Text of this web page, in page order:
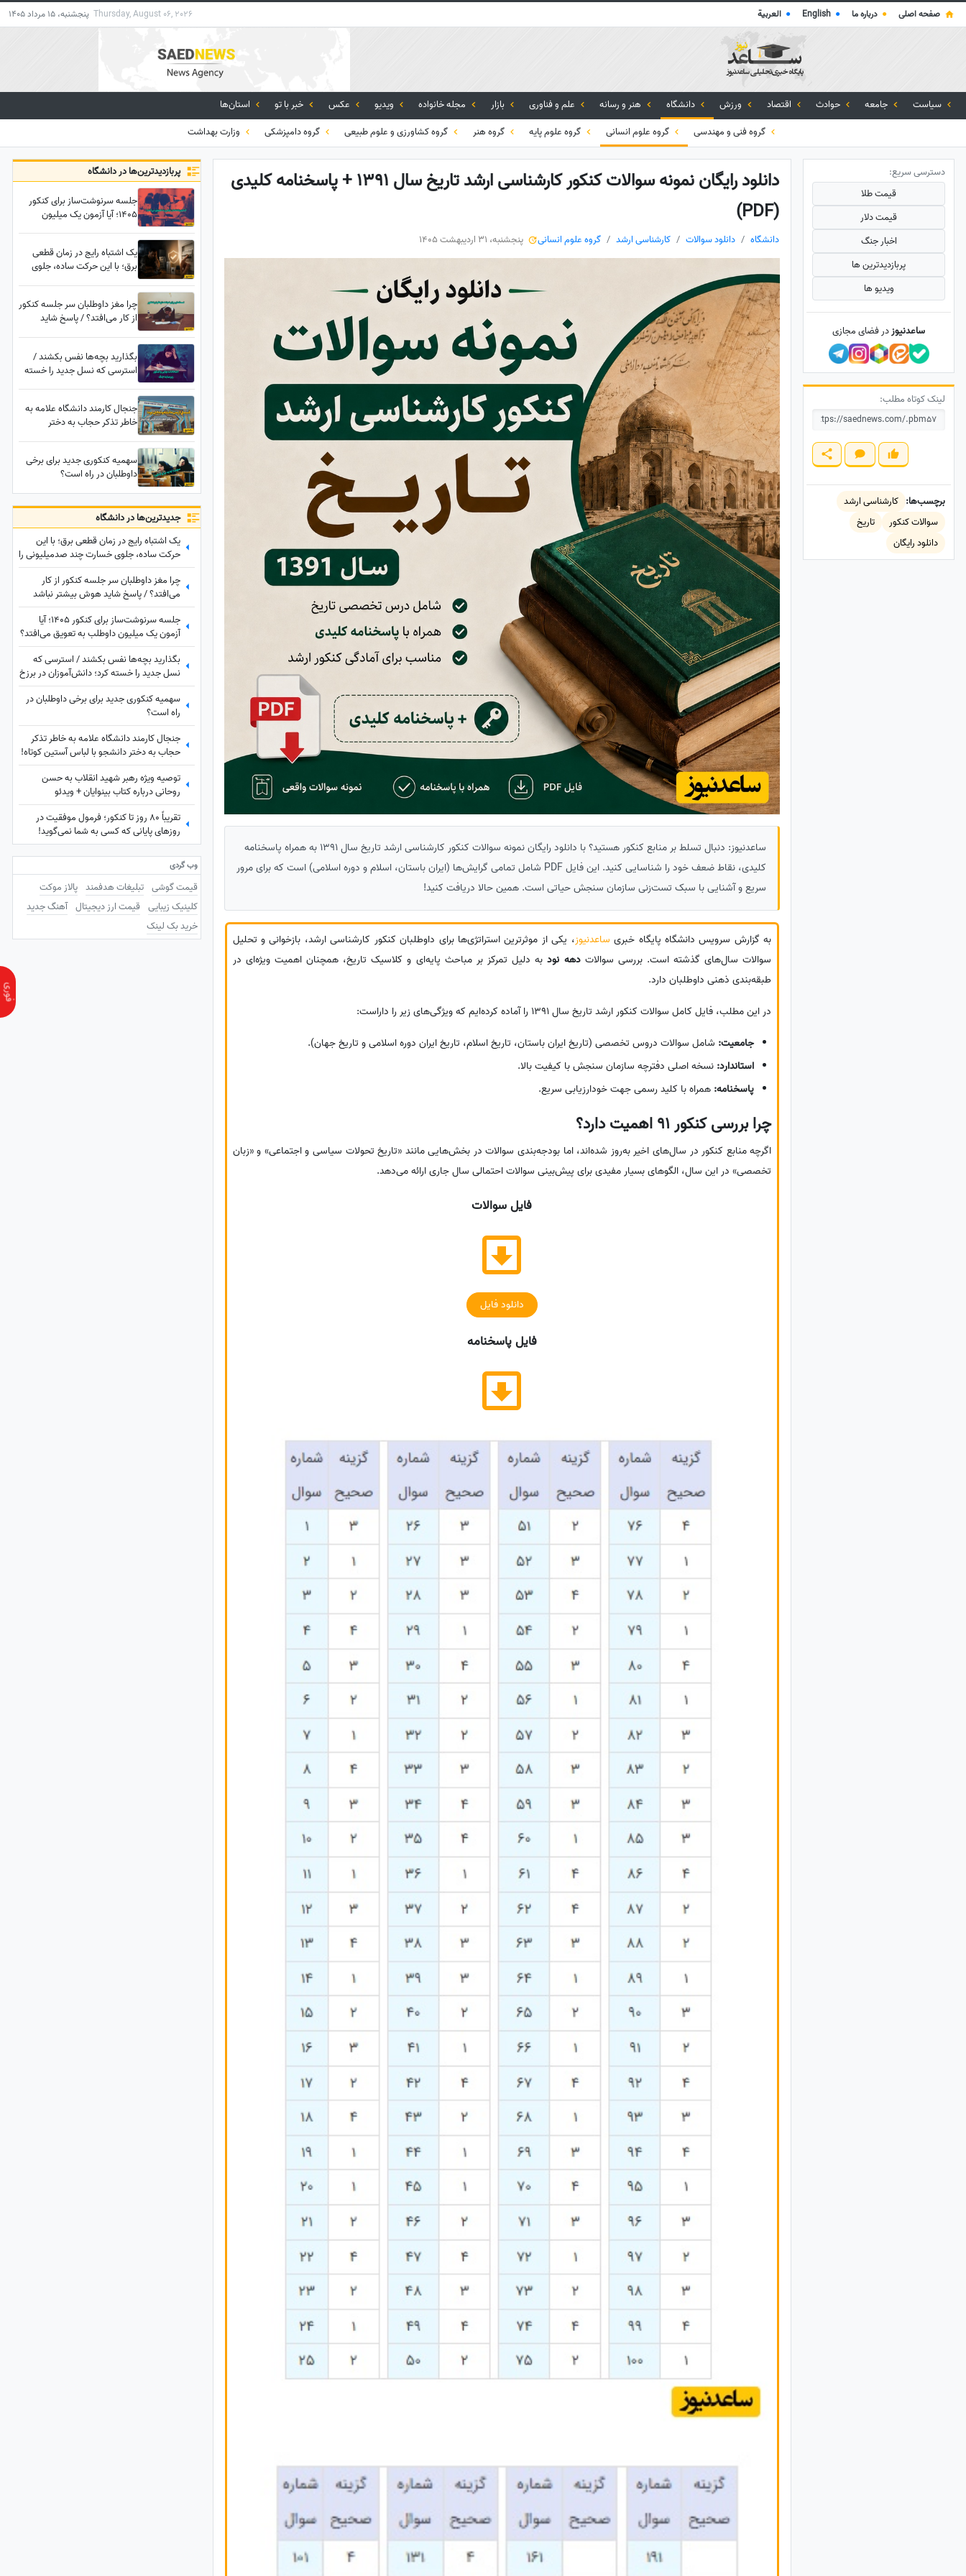
صفحه اصلی ● درباره ما ●
English
● العربية Thursday, August 06, 2026 پنجشنبه، 15 مرداد 1405
سیاست جامعه حوادث اقتصاد ورزش دانشگاه هنر و رسانه علم و فناوری بازار مجله خانواده ویدیو عکس خبر با تو
استان‌ها
گروه فنی و مهندسی
گروه علوم انسانی گروه علوم پایه گروه هنر گروه کشاورزی و علوم طبیعی گروه دامپزشکی وزارت بهداشت
دانلود رایگان نمونه سوالات کنکور کارشناسی ارشد تاریخ سال 1391 + پاسخنامه کلیدی
(PDF)
دانشگاه دانلود سوالات کارشناسی ارشد گروه علوم انسانی پنجشنبه، 31 اردیبهشت 1405
ساعدنیوز: دنبال تسلط بر منابع کنکور هستید؟ با دانلود رایگان نمونه سوالات کنکور کارشناسی ارشد تاریخ سال 1391 به همراه پاسخنامه
کلیدی، نقاط ضعف خود را شناسایی کنید. این فایل PDF شامل تمامی گرایش‌ها (ایران باستان، اسلام و دوره اسلامی) است که برای مرور
سریع و آشنایی با سبک تست‌زنی سازمان سنجش حیاتی است. همین حالا دریافت کنید!
به گزارش سرویس دانشگاه پایگاه خبری ساعدنیوز، یکی از موثرترین استراتژی‌ها برای داوطلبان کنکور کارشناسی ارشد، بازخوانی و تحلیل
سوالات سال‌های گذشته است. بررسی سوالاتدهه نودبه دلیل تمرکز بر مباحث پایه‌ای و کلاسیک تاریخ، همچنان اهمیت ویژه‌ای در
طبقه‌بندی ذهنی داوطلبان دارد.
در این مطلب، فایل کامل سوالات کنکور ارشد تاریخ سال 1391 را آماده کرده‌ایم که ویژگی‌های زیر را داراست:
جامعیت: شامل سوالات دروس تخصصی (تاریخ ایران باستان، تاریخ اسلام، تاریخ ایران دوره اسلامی و تاریخ جهان).
استاندارد: نسخه اصلی دفترچه سازمان سنجش با کیفیت بالا.
پاسخنامه: همراه با کلید رسمی جهت خودارزیابی سریع.
چرا بررسی کنکور 91 اهمیت دارد؟
اگرچه منابع کنکور در سال‌های اخیر به‌روز شده‌اند، اما بودجه‌بندی سوالات در بخش‌هایی مانند «تاریخ تحولات سیاسی و اجتماعی» و «زبان
تخصصی» در این سال، الگوهای بسیار مفیدی برای پیش‌بینی سوالات احتمالی سال جاری ارائه می‌دهد.
فایل سوالات
دانلود فایل
فایل پاسخنامه
پربازدید‌ترین‌ها در دانشگاه
جلسه سرنوشت‌ساز برای کنکور
1405؛ آیا آزمون یک میلیون
یک اشتباه رایج در زمان قطعی
برق؛ با این حرکت ساده، جلوی
چرا مغز داوطلبان سر جلسه کنکور
از کار می‌افتد؟ / پاسخ شاید
بگذارید بچه‌ها نفس بکشند /
استرسی که نسل جدید را خسته
جنجال کارمند دانشگاه علامه به
خاطر تذکر حجاب به دختر
سهمیه کنکوری جدید برای برخی
داوطلبان در راه است؟
جدید‌ترین‌ها در دانشگاه
یک اشتباه رایج در زمان قطعی برق؛ با این
حرکت ساده، جلوی خسارت چند صدمیلیونی را
بگیرید
چرا مغز داوطلبان سر جلسه کنکور از کار
می‌افتد؟ / پاسخ شاید هوش بیشتر نباشد
جلسه سرنوشت‌ساز برای کنکور 1405؛ آیا
آزمون یک میلیون داوطلب به تعویق می‌افتد؟
بگذارید بچه‌ها نفس بکشند / استرسی که
نسل جدید را خسته کرد؛ دانش‌آموزان در برزخ
امتحانات نهایی، جنگ، کنکور و ...
سهمیه کنکوری جدید برای برخی داوطلبان در
راه است؟
جنجال کارمند دانشگاه علامه به خاطر تذکر
حجاب به دختر دانشجو با لباس آستین کوتاه!
ماجرا چیست؟
توصیه ویژه رهبر شهید انقلاب به حسن
روحانی درباره کتاب بینوایان + ویدئو
تقریباً 80 روز تا کنکور؛ فرمول موفقیت در
روزهای پایانی که کسی به شما نمی‌گوید!
وب گردی
قیمت گوشی تبلیغات هدفمند پالاز موکت
کلینیک زیبایی قیمت ارز دیجیتال آهنگ جدید
خرید بک لینک
دسترسی سریع:
قیمت طلا
قیمت دلار
اخبار جنگ
پربازدید‌ترین ها
ویدیو ها
ساعدنیوزدر فضای مجازی
لینک کوتاه مطلب:
برچسب‌ها: کارشناسی ارشد
سوالات کنکور
تاریخ
دانلود رایگان